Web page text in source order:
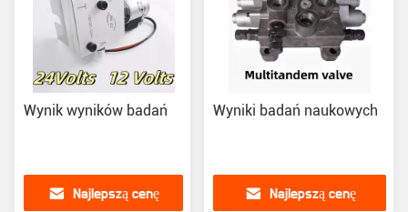
Wynik wyników badań
Najlepszą cenę
Wyniki badań naukowych
Najlepszą cenę